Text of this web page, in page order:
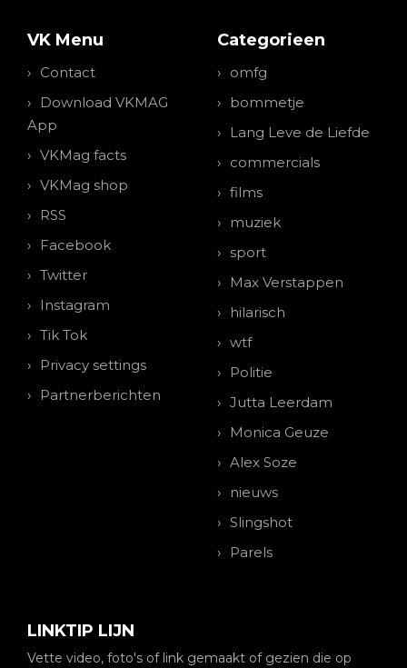
VK Menu
Contact
Download VKMAG
App
VKMag facts
VKMag shop
RSS
Facebook
Twitter
Instagram
Tik Tok
Privacy settings
Partnerberichten
Categorieen
omfg
bommetje
Lang Leve de Liefde
commercials
films
muziek
sport
Max Verstappen
hilarisch
wtf
Politie
Jutta Leerdam
Monica Geuze
Alex Soze
nieuws
Slingshot
Parels
LINKTIP LIJN
Vette video, foto's of link gemaakt of gezien die op